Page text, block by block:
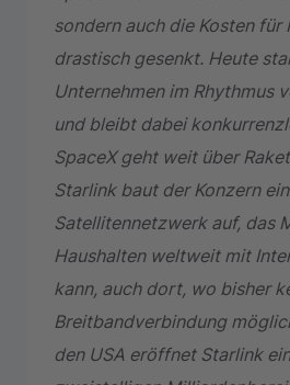
sondern auch die Kosten für
drastisch gesenkt. Heute
Unternehmen im Rhythmus
und bleibt dabei
SpaceX geht weit über
Starlink baut der Konzern
Satellitennetzwerk auf, das
Haushalten weltweit mit
kann, auch dort, wo bisher
Breitbandverbindung
den USA eröffnet Starlink